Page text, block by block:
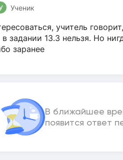
Ученик
учитель
задании 13.3 нельзя. Но
заранее
В ближайшее
появится ответ